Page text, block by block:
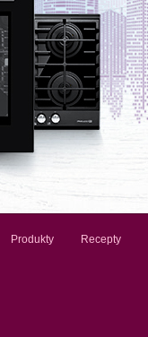
Produkty Recepty